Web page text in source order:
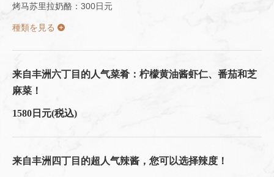
烤马苏里拉奶酪：300日元
種類を見る
来自丰洲六丁目的人气菜肴：柠檬黄油酱虾仁、番茄和芝
麻菜！
1580日元(税込)
来自丰洲四丁目的超人气辣酱，您可以选择辣度！